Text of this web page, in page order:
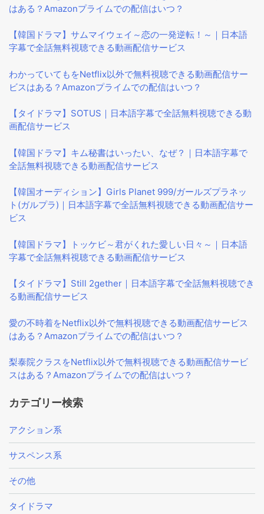
はある？Amazonプライムでの配信はいつ？
【韓国ドラマ】サムマイウェイ～恋の一発逆転！～｜日本語
字幕で全話無料視聴できる動画配信サービス
わかっていてもをNetflix以外で無料視聴できる動画配信サー
ビスはある？Amazonプライムでの配信はいつ？
【タイドラマ】SOTUS｜日本語字幕で全話無料視聴できる動
画配信サービス
【韓国ドラマ】キム秘書はいったい、なぜ？｜日本語字幕で
全話無料視聴できる動画配信サービス
【韓国オーディション】Girls Planet 999/ガールズプラネッ
ト(ガルプラ)｜日本語字幕で全話無料視聴できる動画配信サー
ビス
【韓国ドラマ】トッケビ～君がくれた愛しい日々～｜日本語
字幕で全話無料視聴できる動画配信サービス
【タイドラマ】Still 2gether｜日本語字幕で全話無料視聴でき
る動画配信サービス
愛の不時着をNetflix以外で無料視聴できる動画配信サービス
はある？Amazonプライムでの配信はいつ？
梨泰院クラスをNetflix以外で無料視聴できる動画配信サービ
スはある？Amazonプライムでの配信はいつ？
カテゴリー検索
アクション系
サスペンス系
その他
タイドラマ